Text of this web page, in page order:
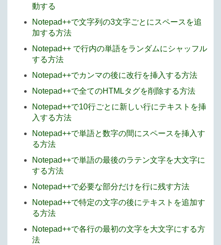
動する
Notepad++で文字列の3文字ごとにスペースを追
加する方法
Notepad++ で行内の単語をランダムにシャッフル
する方法
Notepad++でカンマの後に改行を挿入する方法
Notepad++で全てのHTMLタグを削除する方法
Notepad++で10行ごとに新しい行にテキストを挿
入する方法
Notepad++で単語と数字の間にスペースを挿入す
る方法
Notepad++で単語の最後のラテン文字を大文字に
する方法
Notepad++で必要な部分だけを行に残す方法
Notepad++で特定の文字の後にテキストを追加す
る方法
Notepad++で各行の最初の文字を大文字にする方
法